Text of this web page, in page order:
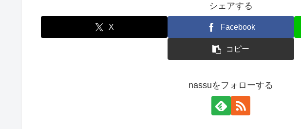
シェアする
X Facebook
コピー
nassuをフォローする